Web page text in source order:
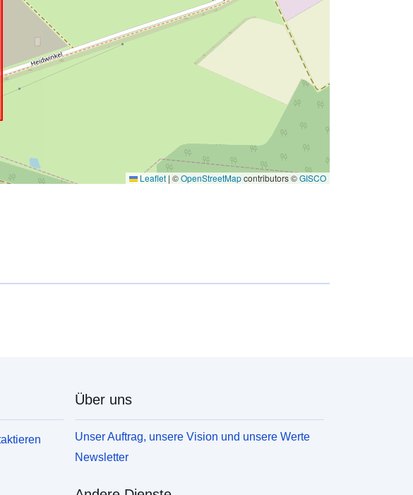
Leaflet | ©OpenStreetMapcontributors ©GISCO
Über uns
Unser Auftrag, unsere Vision und unsere Werte
Newsletter